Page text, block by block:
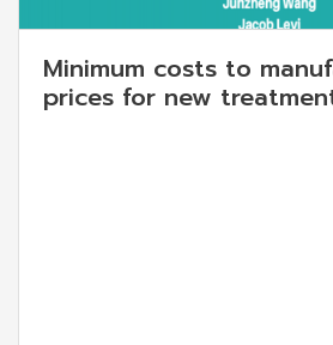
Minimum costs to
prices for new